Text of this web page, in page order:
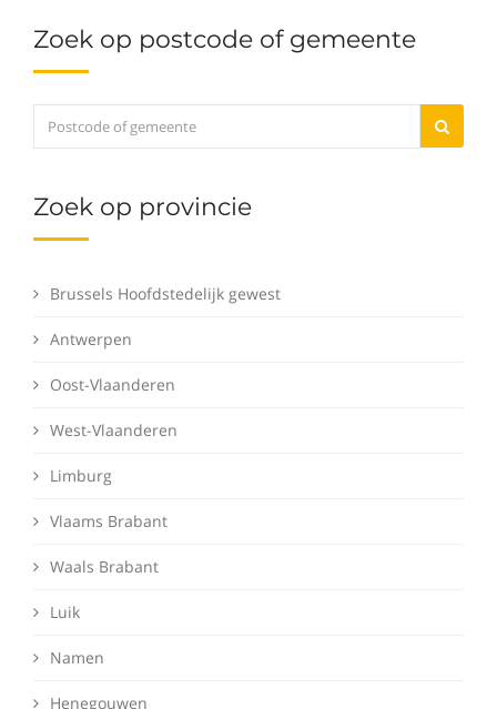
Zoek op postcode of gemeente
Zoek op provincie
Brussels Hoofdstedelijk gewest
Antwerpen
Oost-Vlaanderen
West-Vlaanderen
Limburg
Vlaams Brabant
Waals Brabant
Luik
Namen
Henegouwen